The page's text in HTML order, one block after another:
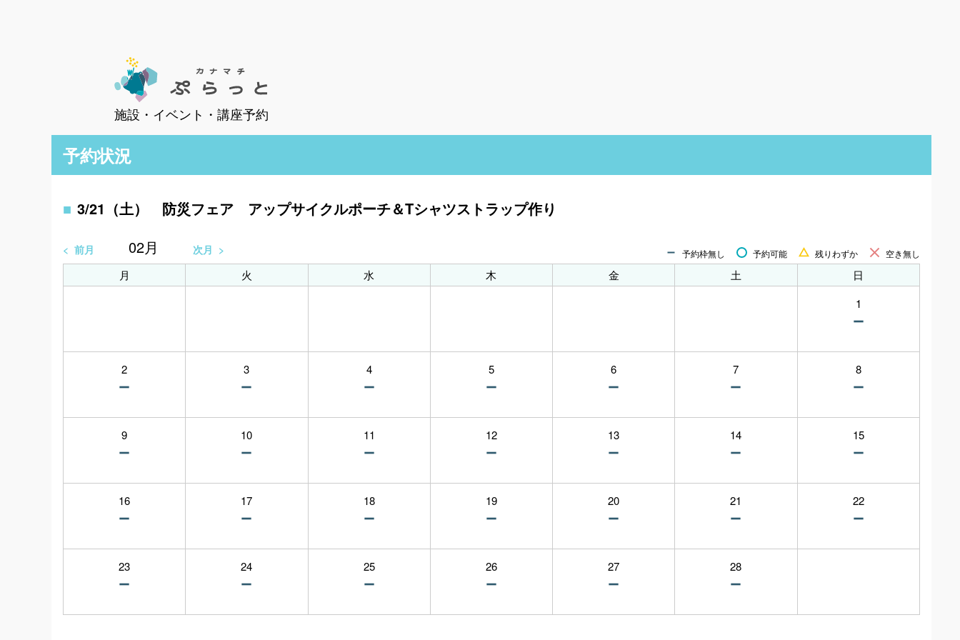
施設・イベント・講座予約
予約状況
3/21（土） 防災フェア アップサイクルポーチ＆Tシャツストラップ作り
前月 02月 次月 予約枠無し 予約可能 残りわずか 空き無し
月 火 水 木 金 土
日
1
2 3 4 5 6 7 8
9 10 11 12 13 14 15
16 17 18 19 20 21 22
23 24 25 26 27 28